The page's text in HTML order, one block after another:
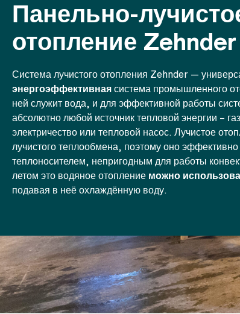
Панельно-
отопление Zehnder
Система лучистого отопления Zehnder —
энергоэффективная система промышленного
ней служит вода, и для эффективной работы
абсолютно любой источник тепловой энергии –
электричество или тепловой насос. Лучистое
лучистого теплообмена, поэтому оно
теплоносителем, непригодным для работы
летом это водяное отопление можно
подавая в неё охлаждённую воду.